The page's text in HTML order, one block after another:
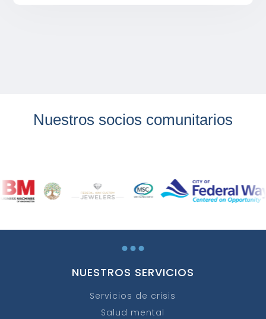
Nuestros socios comunitarios
...
NUESTROS SERVICIOS
Servicios de crisis
Salud mental